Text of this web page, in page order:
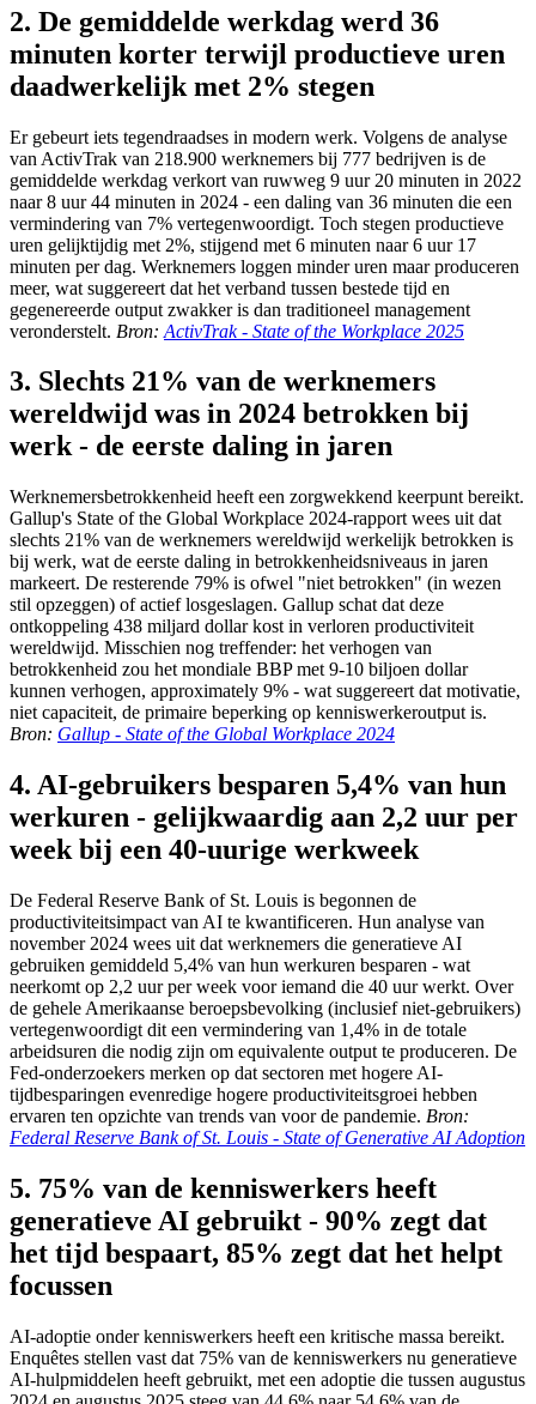
2. De gemiddelde werkdag werd 36
minuten korter terwijl productieve uren
daadwerkelijk met 2% stegen
Er gebeurt iets tegendraadses in modern werk. Volgens de analyse
van ActivTrak van 218.900 werknemers bij 777 bedrijven is de
gemiddelde werkdag verkort van ruwweg 9 uur 20 minuten in 2022
naar 8 uur 44 minuten in 2024 - een daling van 36 minuten die een
vermindering van 7% vertegenwoordigt. Toch stegen productieve
uren gelijktijdig met 2%, stijgend met 6 minuten naar 6 uur 17
minuten per dag. Werknemers loggen minder uren maar produceren
meer, wat suggereert dat het verband tussen bestede tijd en
gegenereerde output zwakker is dan traditioneel management
veronderstelt. Bron: ActivTrak - State of the Workplace 2025
3. Slechts 21% van de werknemers
wereldwijd was in 2024 betrokken bij
werk - de eerste daling in jaren
Werknemersbetrokkenheid heeft een zorgwekkend keerpunt bereikt.
Gallup's State of the Global Workplace 2024-rapport wees uit dat
slechts 21% van de werknemers wereldwijd werkelijk betrokken is
bij werk, wat de eerste daling in betrokkenheidsniveaus in jaren
markeert. De resterende 79% is ofwel "niet betrokken" (in wezen
stil opzeggen) of actief losgeslagen. Gallup schat dat deze
ontkoppeling 438 miljard dollar kost in verloren productiviteit
wereldwijd. Misschien nog treffender: het verhogen van
betrokkenheid zou het mondiale BBP met 9-10 biljoen dollar
kunnen verhogen, approximately 9% - wat suggereert dat motivatie,
niet capaciteit, de primaire beperking op kenniswerkeroutput is.
Bron: Gallup - State of the Global Workplace 2024
4. AI-gebruikers besparen 5,4% van hun
werkuren - gelijkwaardig aan 2,2 uur per
week bij een 40-uurige werkweek
De Federal Reserve Bank of St. Louis is begonnen de
productiviteitsimpact van AI te kwantificeren. Hun analyse van
november 2024 wees uit dat werknemers die generatieve AI
gebruiken gemiddeld 5,4% van hun werkuren besparen - wat
neerkomt op 2,2 uur per week voor iemand die 40 uur werkt. Over
de gehele Amerikaanse beroepsbevolking (inclusief niet-gebruikers)
vertegenwoordigt dit een vermindering van 1,4% in de totale
arbeidsuren die nodig zijn om equivalente output te produceren. De
Fed-onderzoekers merken op dat sectoren met hogere AI-
tijdbesparingen evenredige hogere productiviteitsgroei hebben
ervaren ten opzichte van trends van voor de pandemie. Bron:
Federal Reserve Bank of St. Louis - State of Generative AI Adoption
5. 75% van de kenniswerkers heeft
generatieve AI gebruikt - 90% zegt dat
het tijd bespaart, 85% zegt dat het helpt
focussen
AI-adoptie onder kenniswerkers heeft een kritische massa bereikt.
Enquêtes stellen vast dat 75% van de kenniswerkers nu generatieve
AI-hulpmiddelen heeft gebruikt, met een adoptie die tussen augustus